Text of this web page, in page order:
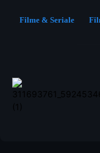
Filme & Seriale